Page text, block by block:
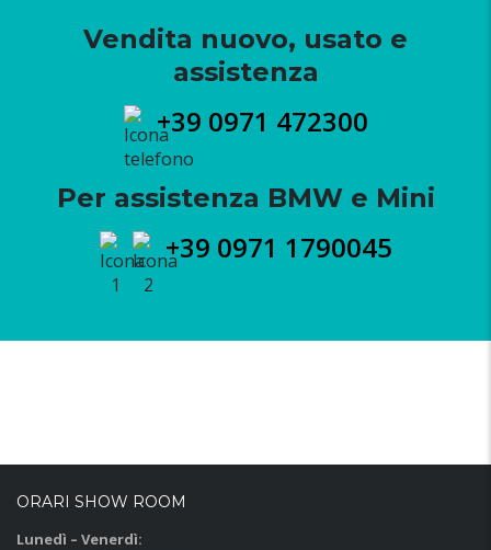
Vendita nuovo, usato e
assistenza
+39 0971 472300
Per assistenza BMW e Mini
+39 0971 1790045
ORARI SHOW ROOM
Lunedì – Venerdì: